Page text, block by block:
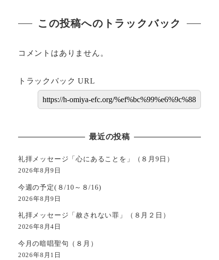
この投稿へのトラックバック
コメントはありません。
トラックバック URL
最近の投稿
礼拝メッセージ「心にあることを」（８月9日）
2026年8月9日
今週の予定(８/10～８/16)
2026年8月9日
礼拝メッセージ「赦されない罪」（８月２日）
2026年8月4日
今月の暗唱聖句（８月）
2026年8月1日